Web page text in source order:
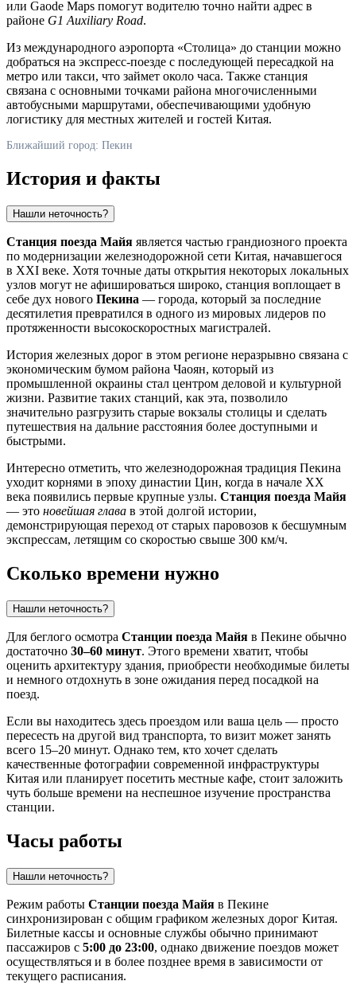
или Gaode Maps помогут водителю точно найти адрес в
районе G1 Auxiliary Road.
Из международного аэропорта «Столица» до станции можно
добраться на экспресс-поезде с последующей пересадкой на
метро или такси, что займет около часа. Также станция
связана с основными точками района многочисленными
автобусными маршрутами, обеспечивающими удобную
логистику для местных жителей и гостей Китая.
Ближайший город: Пекин
История и факты
Нашли неточность?
Станция поезда Майя является частью грандиозного проекта
по модернизации железнодорожной сети Китая, начавшегося
в XXI веке. Хотя точные даты открытия некоторых локальных
узлов могут не афишироваться широко, станция воплощает в
себе дух нового Пекина — города, который за последние
десятилетия превратился в одного из мировых лидеров по
протяженности высокоскоростных магистралей.
История железных дорог в этом регионе неразрывно связана с
экономическим бумом района Чаоян, который из
промышленной окраины стал центром деловой и культурной
жизни. Развитие таких станций, как эта, позволило
значительно разгрузить старые вокзалы столицы и сделать
путешествия на дальние расстояния более доступными и
быстрыми.
Интересно отметить, что железнодорожная традиция Пекина
уходит корнями в эпоху династии Цин, когда в начале XX
века появились первые крупные узлы. Станция поезда Майя
— это новейшая глава в этой долгой истории,
демонстрирующая переход от старых паровозов к бесшумным
экспрессам, летящим со скоростью свыше 300 км/ч.
Сколько времени нужно
Нашли неточность?
Для беглого осмотра Станции поезда Майя в Пекине обычно
достаточно 30–60 минут. Этого времени хватит, чтобы
оценить архитектуру здания, приобрести необходимые билеты
и немного отдохнуть в зоне ожидания перед посадкой на
поезд.
Если вы находитесь здесь проездом или ваша цель — просто
пересесть на другой вид транспорта, то визит может занять
всего 15–20 минут. Однако тем, кто хочет сделать
качественные фотографии современной инфраструктуры
Китая или планирует посетить местные кафе, стоит заложить
чуть больше времени на неспешное изучение пространства
станции.
Часы работы
Нашли неточность?
Режим работы Станции поезда Майя в Пекине
синхронизирован с общим графиком железных дорог Китая.
Билетные кассы и основные службы обычно принимают
пассажиров с 5:00 до 23:00, однако движение поездов может
осуществляться и в более позднее время в зависимости от
текущего расписания.